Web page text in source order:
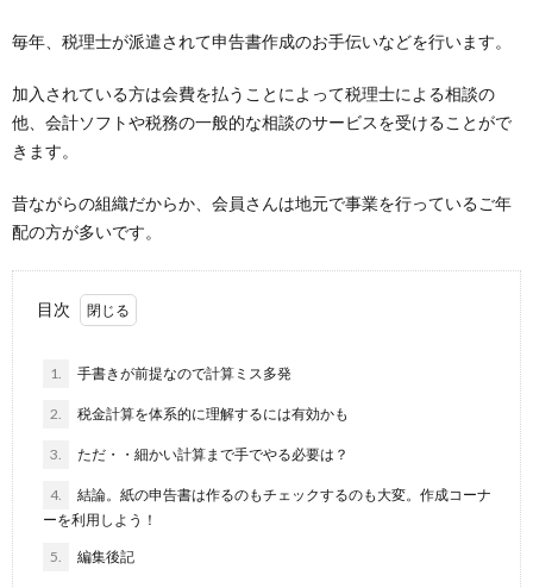
毎年、税理士が派遣されて申告書作成のお手伝いなどを行います。
加入されている方は会費を払うことによって税理士による相談の
他、会計ソフトや税務の一般的な相談のサービスを受けることがで
きます。
昔ながらの組織だからか、会員さんは地元で事業を行っているご年
配の方が多いです。
目次
1. 手書きが前提なので計算ミス多発
2. 税金計算を体系的に理解するには有効かも
3. ただ・・細かい計算まで手でやる必要は？
4.
結論。紙の申告書は作るのもチェックするのも大変。作成コーナ
ーを利用しよう！
5. 編集後記